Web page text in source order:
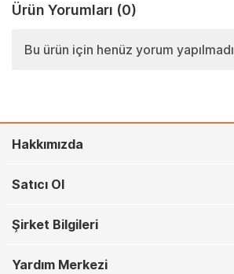
Ürün Yorumları (0)
Bu ürün için henüz yorum yapılmadı
Hakkımızda
Satıcı Ol
Şirket Bilgileri
Yardım Merkezi